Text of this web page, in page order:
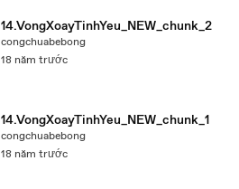
14.VongXoayTinhYeu_NEW_chunk_2
congchuabebong
18 năm trước
14.VongXoayTinhYeu_NEW_chunk_1
congchuabebong
18 năm trước